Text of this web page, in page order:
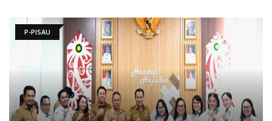
P-PISAU